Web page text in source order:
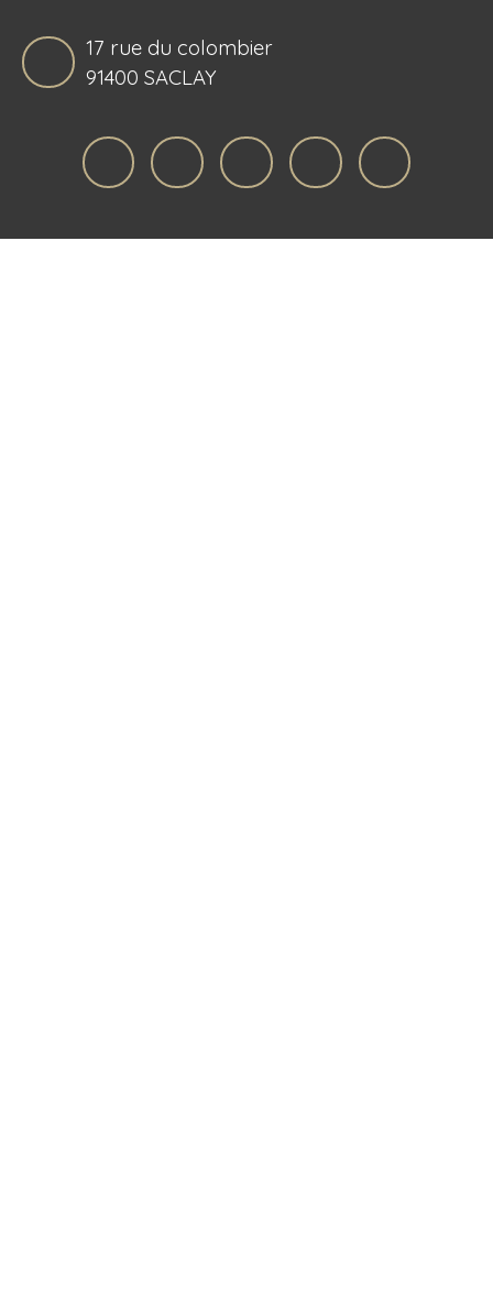
17 rue du colombier
91400 SACLAY